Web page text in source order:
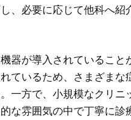
、必要に応じて他科へ紹
器が導入されていること
ているため、さまざまな
一方で、小規模なクリニ
な雰囲気の中で丁寧に診